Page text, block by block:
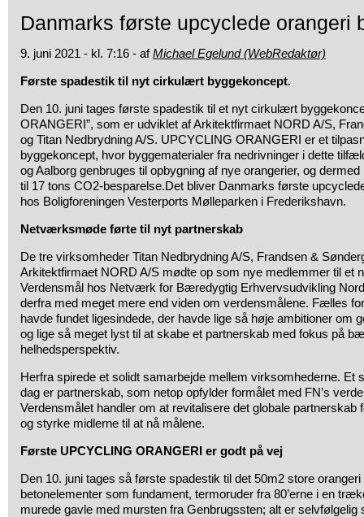
Danmarks første upcyclede orangeri
9. juni 2021 - kl. 7:16 - afMichael Egelund (WebRedaktør)
Første spadestik til nyt cirkulært byggekoncept.
Den 10. juni tages første spadestik til et nyt cirkulært
ORANGERI”, som er udviklet af Arkitektfirmaet NORD A/S,
og Titan Nedbrydning A/S. UPCYCLING ORANGERI er et
byggekoncept, hvor byggematerialer fra nedrivninger i dette
og Aalborg genbruges til opbygning af nye orangerier, og
til 17 tons CO2-besparelse.Det bliver Danmarks første
hos Boligforeningen Vesterports Mølleparken i Frederikshavn.
Netværksmøde førte til nyt partnerskab
De tre virksomheder Titan Nedbrydning A/S, Frandsen &
Arkitektfirmaet NORD A/S mødte op som nye medlemmer til et
Verdensmål hos Netværk for Bæredygtig Erhvervsudvikling
derfra med meget mere end viden om verdensmålene. Fælles
havde fundet ligesindede, der havde lige så høje ambitioner om
og lige så meget lyst til at skabe et partnerskab med fokus på
helhedsperspektiv.
Herfra spirede et solidt samarbejde mellem virksomhederne. Et
dag er partnerskab, som netop opfylder formålet med FN’s
Verdensmålet handler om at revitalisere det globale
og styrke midlerne til at nå målene.
Første UPCYCLING ORANGERI er godt på vej
Den 10. juni tages så første spadestik til det 50m2 store
betonelementer som fundament, termoruder fra 80’erne i en
murede gavle med mursten fra Genbrugssten; alt er selvfølgelig